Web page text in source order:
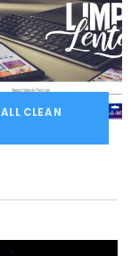
ALL CLEAN